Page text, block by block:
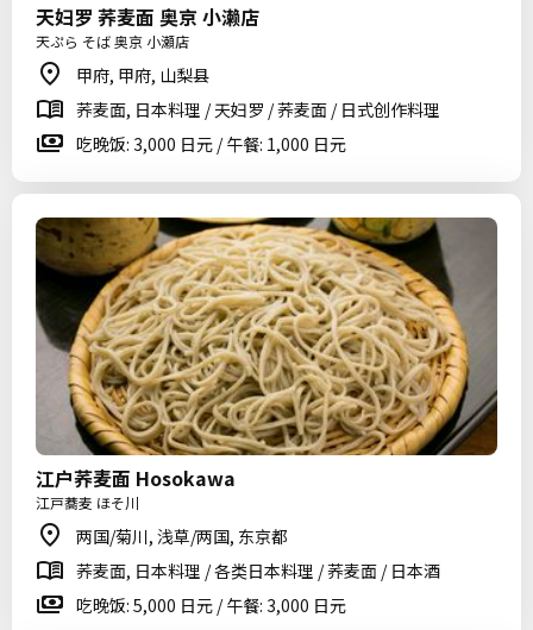
天妇罗 荞麦面 奥京 小濑店
天ぷら そば 奥京 小瀬店
甲府, 甲府, 山梨县
荞麦面, 日本料理 / 天妇罗 / 荞麦面 / 日式创作料理
吃晚饭: 3,000 日元 / 午餐: 1,000 日元
江户荞麦面 Hosokawa
江戸蕎麦 ほそ川
两国/菊川, 浅草/两国, 东京都
荞麦面, 日本料理 / 各类日本料理 / 荞麦面 / 日本酒
吃晚饭: 5,000 日元 / 午餐: 3,000 日元